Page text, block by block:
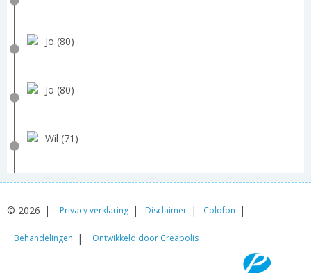
Jo (80)
Jo (80)
Wil (71)
© 2026 Privacy verklaring Disclaimer Colofon
Behandelingen Ontwikkeld door Creapolis